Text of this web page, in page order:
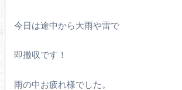
今日は途中から大雨や雷で
即撤収です！
雨の中お疲れ様でした。